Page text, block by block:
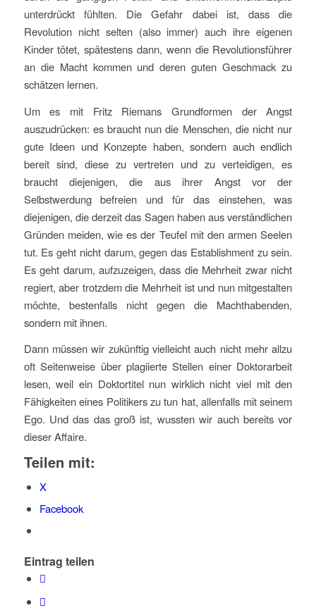
unterdrückt fühlten. Die Gefahr dabei ist, dass die
Revolution nicht selten (also immer) auch ihre eigenen
Kinder tötet, spätestens dann, wenn die Revolutionsführer
an die Macht kommen und deren guten Geschmack zu
schätzen lernen.
Um es mit Fritz Riemans Grundformen der Angst
auszudrücken: es braucht nun die Menschen, die nicht nur
gute Ideen und Konzepte haben, sondern auch endlich
bereit sind, diese zu vertreten und zu verteidigen, es
braucht diejenigen, die aus ihrer Angst vor der
Selbstwerdung befreien und für das einstehen, was
diejenigen, die derzeit das Sagen haben aus verständlichen
Gründen meiden, wie es der Teufel mit den armen Seelen
tut. Es geht nicht darum, gegen das Establishment zu sein.
Es geht darum, aufzuzeigen, dass die Mehrheit zwar nicht
regiert, aber trotzdem die Mehrheit ist und nun mitgestalten
möchte, bestenfalls nicht gegen die Machthabenden,
sondern mit ihnen.
Dann müssen wir zukünftig vielleicht auch nicht mehr allzu
oft Seitenweise über plagiierte Stellen einer Doktorarbeit
lesen, weil ein Doktortitel nun wirklich nicht viel mit den
Fähigkeiten eines Politikers zu tun hat, allenfalls mit seinem
Ego. Und das das groß ist, wussten wir auch bereits vor
dieser Affaire.
Teilen mit:
X
Facebook
Eintrag teilen